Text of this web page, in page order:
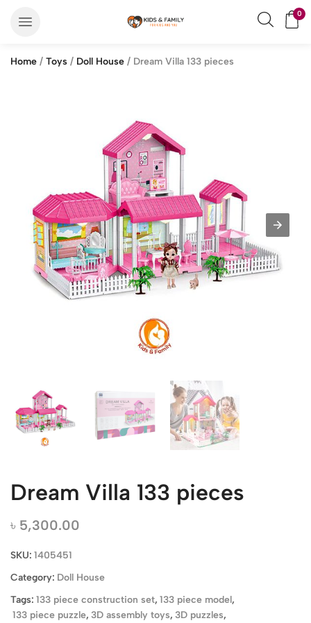
0
Home / Toys / Doll House / Dream Villa 133 pieces
Dream Villa 133 pieces
৳ 5,300.00
SKU: 1405451
Category: Doll House
Tags: 133 piece construction set, 133 piece model,
133 piece puzzle, 3D assembly toys, 3D puzzles,